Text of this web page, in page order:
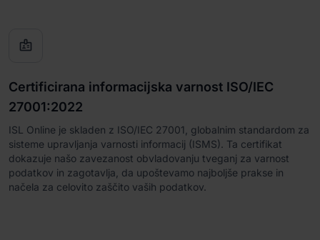

Certificirana informacijska varnost ISO/IEC
27001:2022
ISL Online je skladen z ISO/IEC 27001, globalnim standardom za
sisteme upravljanja varnosti informacij (ISMS). Ta certifikat
dokazuje našo zavezanost obvladovanju tveganj za varnost
podatkov in zagotavlja, da upoštevamo najboljše prakse in
načela za celovito zaščito vaših podatkov.